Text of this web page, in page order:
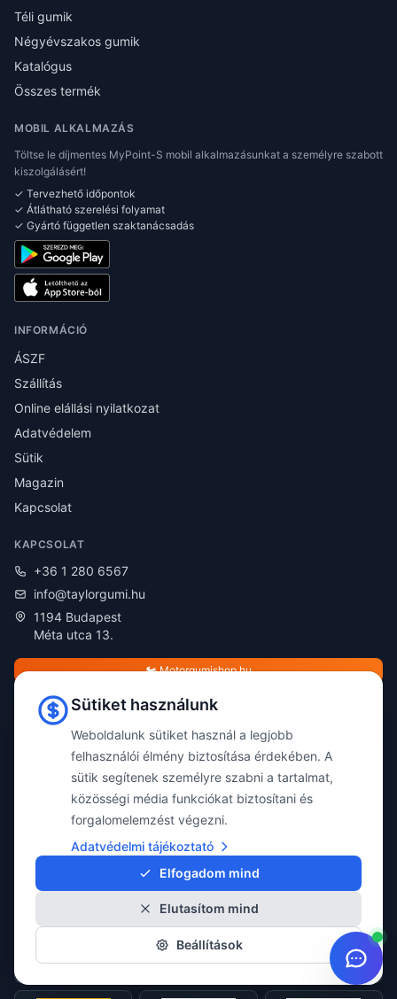
Téli gumik
Négyévszakos gumik
Katalógus
Összes termék
MOBIL ALKALMAZÁS
Töltse le díjmentes MyPoint-S mobil alkalmazásunkat a személyre szabott
kiszolgálásért!
✓ Tervezhető időpontok
✓ Átlátható szerelési folyamat
✓ Gyártó független szaktanácsadás
INFORMÁCIÓ
ÁSZF
Szállítás
Online elállási nyilatkozat
Adatvédelem
Sütik
Magazin
Kapcsolat
KAPCSOLAT
+36 1 280 6567
info@taylorgumi.hu
1194 Budapest
Méta utca 13.
🏍️ Motorgumishop.hu
📅 Időpont foglalás
Gumiabroncs márkák széles választékban
85 prémium és középkategóriás gumimárka – minden méretben elérhető
Aplus Apollo
Austone
Ceat
Sütiket használunk
Weboldalunk sütiket használ a legjobb
felhasználói élmény biztosítása érdekében. A
sütik segítenek személyre szabni a tartalmat,
közösségi média funkciókat biztosítani és
forgalomelemzést végezni.
Adatvédelmi tájékoztató
Elfogadom mind
Elutasítom mind
Beállítások